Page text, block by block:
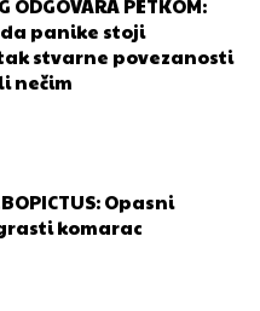
živi, Redakcija
živi, Redakcija
panike stoji
stvarne povezanosti
nečim
Opasni
komarac